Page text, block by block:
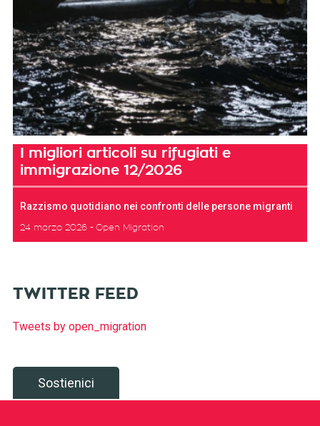
I migliori articoli su rifugiati e
immigrazione 12/2026
Razzismo quotidiano nei confronti delle persone migranti
24 marzo 2026 Open Migration
TWITTER FEED
Tweets by open_migration
Sostienici